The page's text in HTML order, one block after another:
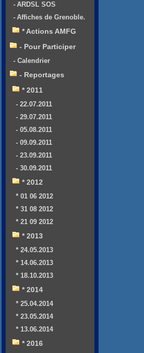
- ARDSL SOS
- Affiches de Grenoble.
* Actions AMFG
- Pour Participer
- Calendrier
- Reportages
* 2011
- 22.07.2011
- 29.07.2011
- 05.08.2011
- 09.09.2011
- 23.09.2011
- 30.09.2011
* 2012
* 01 06 2012
* 31 08 2012
* 21 09 2012
* 2013
* 24.05.2013
* 14.06.2013
* 18.10.2013
* 2014
* 25.04.2014
* 23.05.2014
* 13.06.2014
* 2016